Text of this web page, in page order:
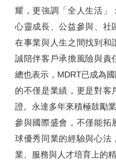
耀，更強調「全人生活」
心靈成長、公益參與、社
在事業與人生之間找到和
誠陪伴客戶承擔風險與責
總也表示，MDRT已成為
的不僅是業績，更是對客
證。永達多年來積極鼓勵
參與國際盛會，不僅能拓
球優秀同業的經驗與心法
業、服務與人才培育上的精